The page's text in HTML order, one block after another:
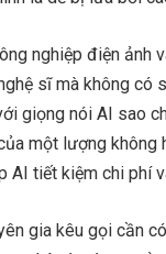
nghiệp điện ảnh
sĩ mà không có
giọng nói AI sao
một lượng không
AI tiết kiệm chi phí
gia kêu gọi cần